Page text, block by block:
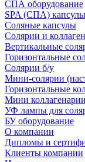
СПА оборудование
SPA (СПА) капсулы
Соляные капсулы
Солярии и
Вертикальные
Горизонтальные
Солярии б/у
Мини-солярии
Горизонтальные
Мини
УФ лампы для
БУ оборудование
О компании
Дипломы и
Клиенты компании